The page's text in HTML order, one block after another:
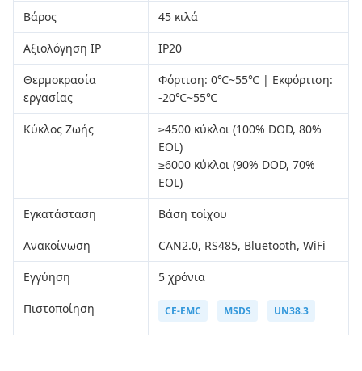
Βάρος 45 κιλά
Αξιολόγηση IP IP20
Θερμοκρασία
εργασίας
Φόρτιση: 0℃~55℃ | Εκφόρτιση:
-20℃~55℃
Κύκλος Ζωής
≥4500 κύκλοι (100% DOD, 80%
EOL)
≥6000 κύκλοι (90% DOD, 70%
EOL)
Εγκατάσταση Βάση τοίχου
Ανακοίνωση CAN2.0, RS485, Bluetooth, WiFi
Εγγύηση 5 χρόνια
Πιστοποίηση CE-EMC MSDS UN38.3